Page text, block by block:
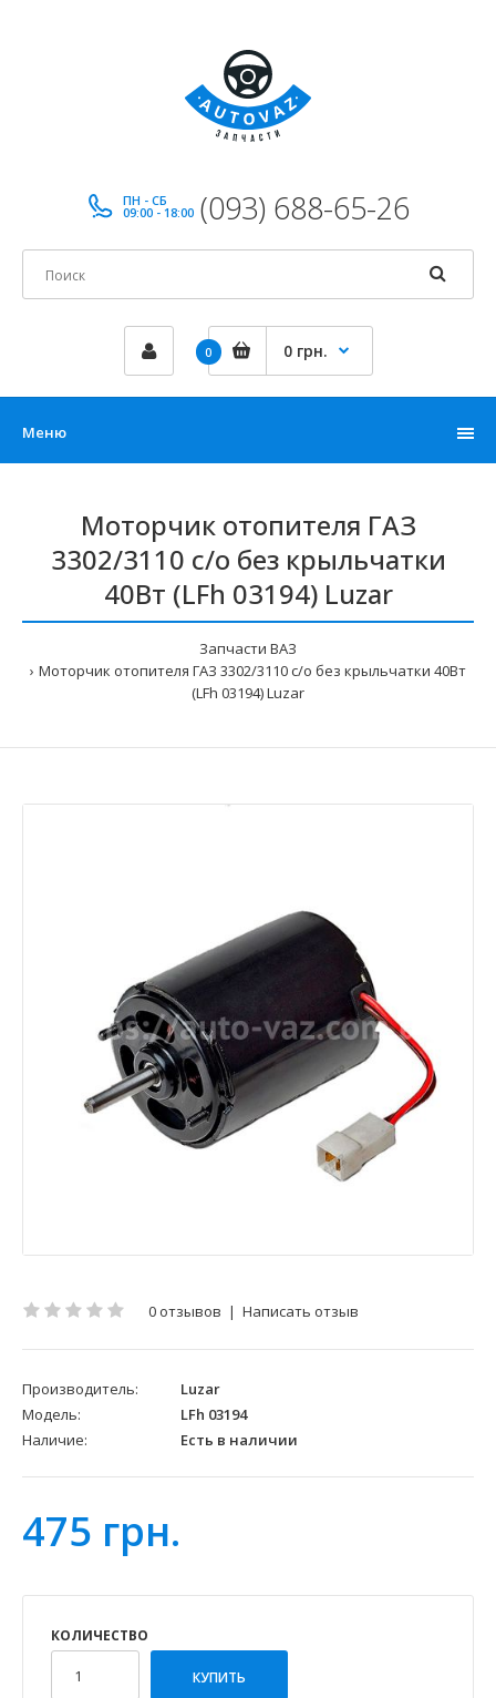
ПН - СБ
09:00 - 18:00 (093) 688-65-26
0 0 грн.
Меню
Моторчик отопителя ГАЗ
3302/3110 с/о без крыльчатки
40Вт (LFh 03194) Luzar
Запчасти ВАЗ
Моторчик отопителя ГАЗ 3302/3110 с/о без крыльчатки 40Вт
(LFh 03194) Luzar
0 отзывов | Написать отзыв
Производитель:
Luzar
Модель:
LFh 03194
Наличие:
Есть в наличии
475 грн.
КОЛИЧЕСТВО